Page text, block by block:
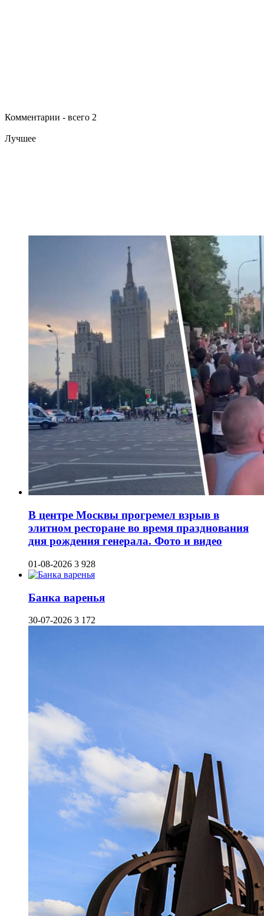
Комментарии - всего 2
Лучшее
В центре Москвы прогремел взрыв в
элитном ресторане во время празднования
дня рождения генерала. Фото и видео
01-08-2026 3 928
Банка варенья
30-07-2026 3 172